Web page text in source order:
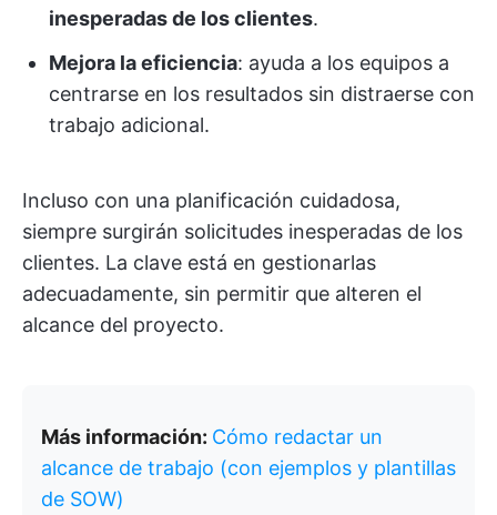
inesperadas de los clientes.
Mejora la eficiencia: ayuda a los equipos a
centrarse en los resultados sin distraerse con
trabajo adicional.
Incluso con una planificación cuidadosa,
siempre surgirán solicitudes inesperadas de los
clientes. La clave está en gestionarlas
adecuadamente, sin permitir que alteren el
alcance del proyecto.
Más información: Cómo redactar un
alcance de trabajo (con ejemplos y plantillas
de SOW)